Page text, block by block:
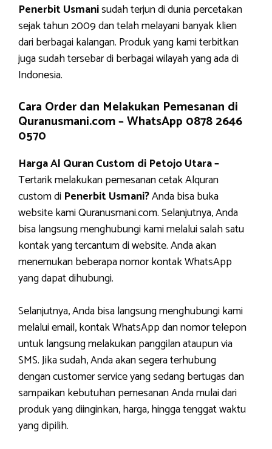
Penerbit Usmanisudah terjun di dunia percetakan
sejak tahun 2009 dan telah melayani banyak klien
dari berbagai kalangan. Produk yang kami terbitkan
juga sudah tersebar di berbagai wilayah yang ada di
Indonesia.
Cara Order dan Melakukan Pemesanan di
Quranusmani.com –WhatsApp 0878 2646
0570
Harga Al Quran Custom di Petojo Utara –
Tertarik melakukan pemesanan cetak Alquran
custom di Penerbit Usmani?Anda bisa buka
website kami Quranusmani.com. Selanjutnya, Anda
bisa langsung menghubungi kami melalui salah satu
kontak yang tercantum di website. Anda akan
menemukan beberapa nomor kontak WhatsApp
yang dapat dihubungi.
Selanjutnya, Anda bisa langsung menghubungi kami
melalui email, kontak WhatsApp dan nomor telepon
untuk langsung melakukan panggilan ataupun via
SMS. Jika sudah, Anda akan segera terhubung
dengan customer service yang sedang bertugas dan
sampaikan kebutuhan pemesanan Anda mulai dari
produk yang diinginkan, harga, hingga tenggat waktu
yang dipilih.